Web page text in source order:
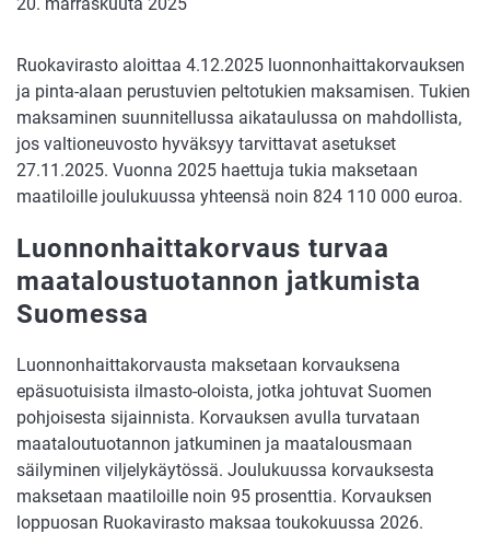
Ruokavirasto aloittaa 4.12.2025 luonnonhaittakorvauksen
ja pinta-alaan perustuvien peltotukien maksamisen. Tukien
maksaminen suunnitellussa aikataulussa on mahdollista,
jos valtioneuvosto hyväksyy tarvittavat asetukset
27.11.2025. Vuonna 2025 haettuja tukia maksetaan
maatiloille joulukuussa yhteensä noin 824 110 000 euroa.
Luonnonhaittakorvaus turvaa
maataloustuotannon jatkumista
Suomessa
Luonnonhaittakorvausta maksetaan korvauksena
epäsuotuisista ilmasto-oloista, jotka johtuvat Suomen
pohjoisesta sijainnista. Korvauksen avulla turvataan
maataloutuotannon jatkuminen ja maatalousmaan
säilyminen viljelykäytössä. Joulukuussa korvauksesta
maksetaan maatiloille noin 95 prosenttia. Korvauksen
loppuosan Ruokavirasto maksaa toukokuussa 2026.